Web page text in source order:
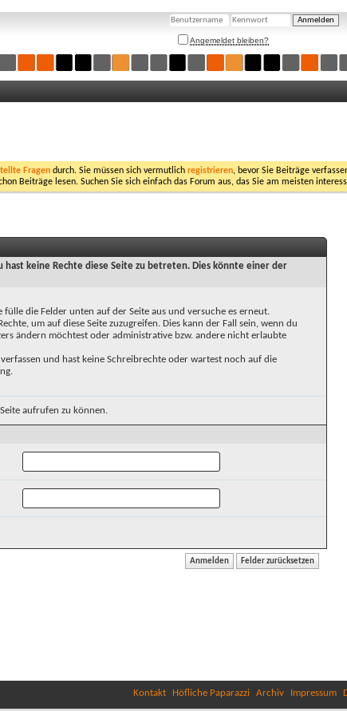
Angemeldet bleiben?
Fragen durch. Sie müssen sich vermutlich registrieren, bevor Sie Beiträge
Beiträge lesen. Suchen Sie sich einfach das Forum aus, das Sie am meisten
hast keine Rechte diese Seite zu betreten. Dies könnte einer der
die Felder unten auf der Seite aus und versuche es erneut.
um auf diese Seite zuzugreifen. Dies kann der Fall sein, wenn du
ändern möchtest oder administrative bzw. andere nicht erlaubte
und hast keine Schreibrechte oder wartest noch auf die
aufrufen zu können.
Kontakt Höfliche Paparazzi Archiv Impressum